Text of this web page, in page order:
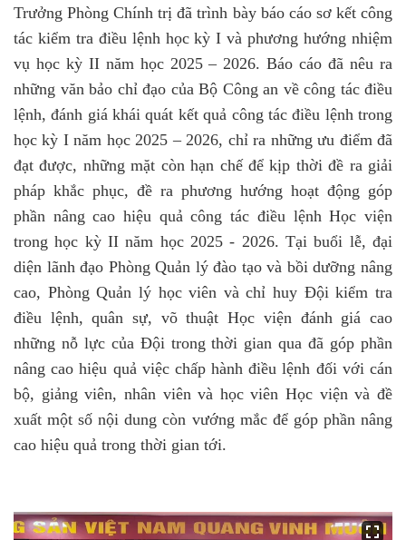
Trưởng Phòng Chính trị đã trình bày báo cáo sơ kết công
tác kiểm tra điều lệnh học kỳ I và phương hướng nhiệm
vụ học kỳ II năm học 2025 – 2026. Báo cáo đã nêu ra
những văn bảo chỉ đạo của Bộ Công an về công tác điều
lệnh, đánh giá khái quát kết quả công tác điều lệnh trong
học kỳ I năm học 2025 – 2026, chỉ ra những ưu điểm đã
đạt được, những mặt còn hạn chế để kịp thời đề ra giải
pháp khắc phục, đề ra phương hướng hoạt động góp
phần nâng cao hiệu quả công tác điều lệnh Học viện
trong học kỳ II năm học 2025 - 2026. Tại buổi lễ, đại
diện lãnh đạo Phòng Quản lý đào tạo và bồi dưỡng nâng
cao, Phòng Quản lý học viên và chỉ huy Đội kiểm tra
điều lệnh, quân sự, võ thuật Học viện đánh giá cao
những nỗ lực của Đội trong thời gian qua đã góp phần
nâng cao hiệu quả việc chấp hành điều lệnh đối với cán
bộ, giảng viên, nhân viên và học viên Học viện và đề
xuất một số nội dung còn vướng mắc để góp phần nâng
cao hiệu quả trong thời gian tới.